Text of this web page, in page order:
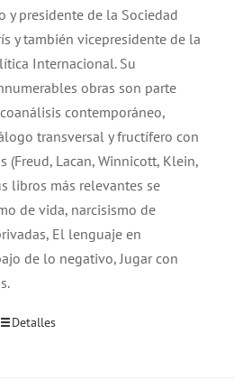
y presidente de la Sociedad
y también vicepresidente de la
Internacional. Su
obras son parte
contemporáneo,
transversal y fructífero con
(Freud, Lacan, Winnicott, Klein,
libros más relevantes se
de vida, narcisismo de
El lenguaje en
de lo negativo, Jugar con
Detalles